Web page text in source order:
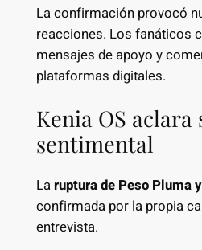
La confirmación provocó
reacciones. Los fanáticos
mensajes de apoyo y
plataformas digitales.
Kenia OS
sentimental
Laruptura de Peso Pluma
confirmada por la propia
entrevista.